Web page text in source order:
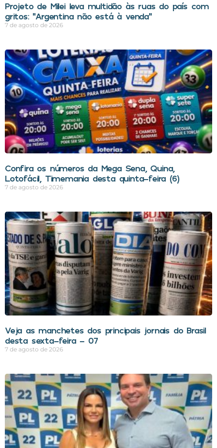
Projeto de Milei leva multidão às ruas do país com
gritos: “Argentina não está à venda”
7 de agosto de 2026
Confira os números da Mega Sena, Quina,
Lotofácil, Timemania desta quinta-feira (6)
7 de agosto de 2026
Veja as manchetes dos principais jornais do Brasil
desta sexta-feira – 07
7 de agosto de 2026